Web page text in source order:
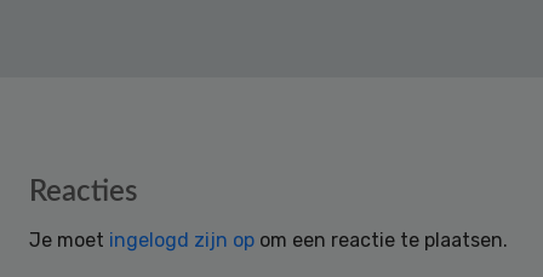
Reader
Reacties
Je moet ingelogd zijn op om een reactie te plaatsen.